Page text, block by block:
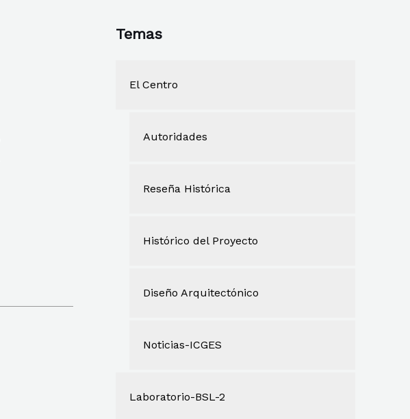
a
Temas
El Centro
Autoridades
Reseña Histórica
Histórico del Proyecto
Diseño Arquitectónico
Noticias-ICGES
Laboratorio-BSL-2